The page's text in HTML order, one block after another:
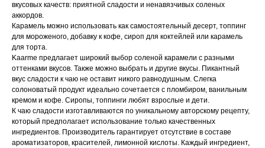
вкусовых качеств: приятной сладости и ненавязчивых соленых
аккордов.
Карамель можно использовать как самостоятельный десерт, топпинг
для мороженого, добавку к кофе, сироп для коктейлей или карамель
для торта.
Kaarme предлагает широкий выбор соленой карамели с разными
оттенками вкусов. Также можно выбрать и другие вкусы. Пикантный
вкус сладости к чаю не оставит никого равнодушным. Слегка
солоноватый продукт идеально сочетается с пломбиром, ванильным
кремом и кофе. Сиропы, топпинги любят взрослые и дети.
К чаю сладости изготавливаются по уникальному авторскому рецепту,
который предполагает использование только качественных
ингредиентов. Производитель гарантирует отсутствие в составе
ароматизаторов, красителей, лимонной кислоты. Каждый ингредиент,